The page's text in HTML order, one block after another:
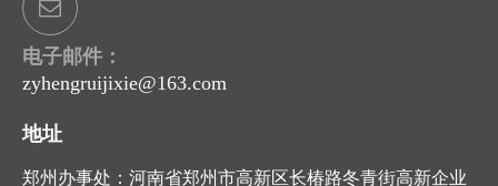
电子邮件：
zyhengruijixie@163.com
地址
郑州办事处：河南省郑州市高新区长椿路冬青街高新企业